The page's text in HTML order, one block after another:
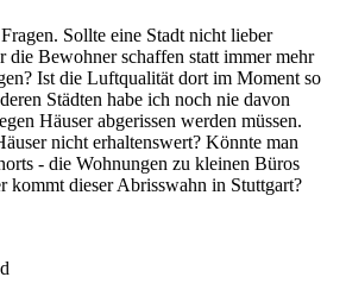
Sollte eine Stadt nicht lieber
die Bewohner schaffen statt immer mehr
Ist die Luftqualität dort im Moment so
Städten habe ich noch nie davon
Häuser abgerissen werden müssen.
nicht erhaltenswert? Könnte man
- die Wohnungen zu kleinen Büros
kommt dieser Abrisswahn in Stuttgart?